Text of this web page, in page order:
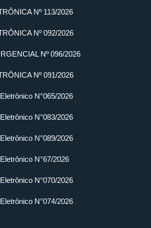
Nº 113/2026
Nº 092/2026
Nº 096/2026
Nº 091/2026
N°065/2026
N°083/2026
N°089/2026
N°67/2026
N°070/2026
N°074/2026